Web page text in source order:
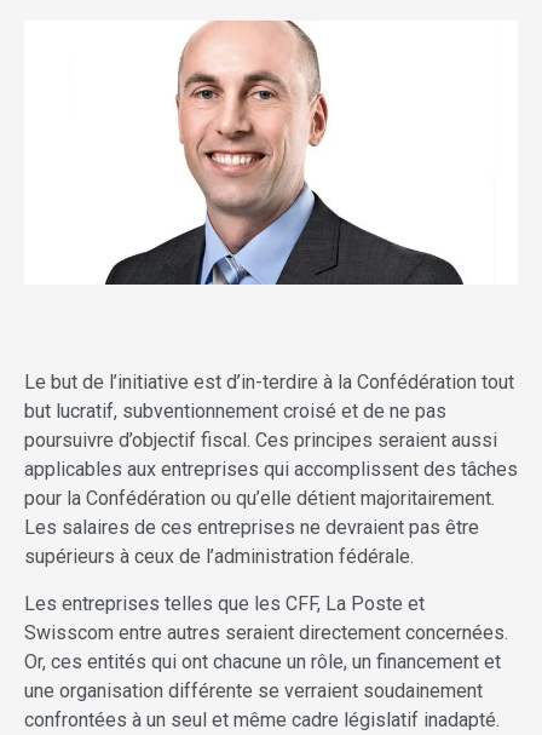
Le but de l’initiative est d’in-terdire à la Confédération tout
but lucratif, subventionnement croisé et de ne pas
poursuivre d’objectif fiscal. Ces principes seraient aussi
applicables aux entreprises qui accomplissent des tâches
pour la Confédération ou qu’elle détient majoritairement.
Les salaires de ces entreprises ne devraient pas être
supérieurs à ceux de l’administration fédérale.
Les entreprises telles que les CFF, La Poste et
Swisscom entre autres seraient directement concernées.
Or, ces entités qui ont chacune un rôle, un financement et
une organisation différente se verraient soudainement
confrontées à un seul et même cadre législatif inadapté.